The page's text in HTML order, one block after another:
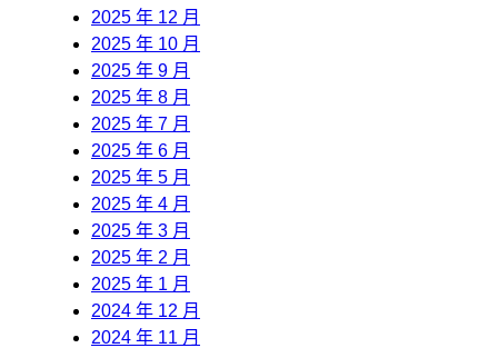
2025 年 12 月
2025 年 10 月
2025 年 9 月
2025 年 8 月
2025 年 7 月
2025 年 6 月
2025 年 5 月
2025 年 4 月
2025 年 3 月
2025 年 2 月
2025 年 1 月
2024 年 12 月
2024 年 11 月